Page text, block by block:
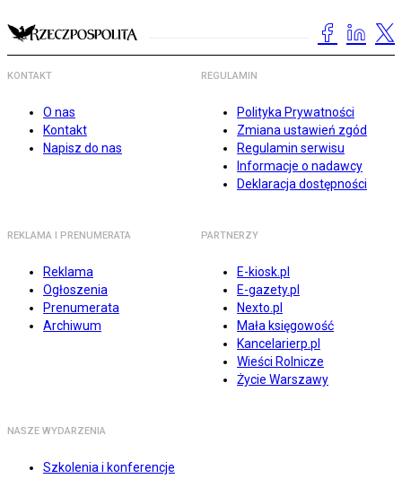
KONTAKT
O nas
Kontakt
Napisz do nas
REGULAMIN
Polityka Prywatności
Zmiana ustawień zgód
Regulamin serwisu
Informacje o nadawcy
Deklaracja dostępności
REKLAMA I PRENUMERATA
Reklama
Ogłoszenia
Prenumerata
Archiwum
PARTNERZY
E-kiosk.pl
E-gazety.pl
Nexto.pl
Mała księgowość
Kancelarierp.pl
Wieści Rolnicze
Życie Warszawy
NASZE WYDARZENIA
Szkolenia i konferencje